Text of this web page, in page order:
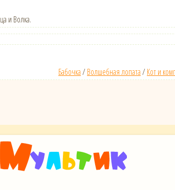
и Волка.
Бабочка/ Волшебная лопата/ Кот и